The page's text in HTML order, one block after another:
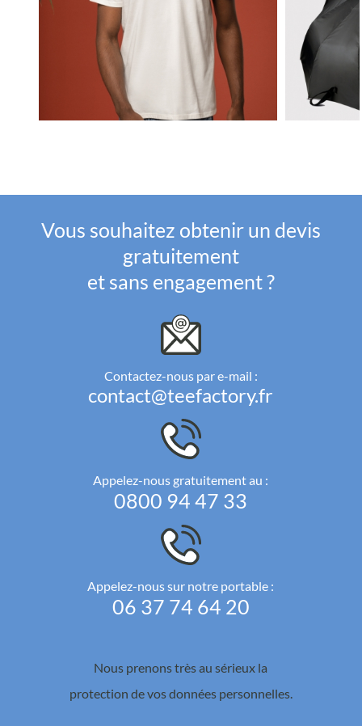
Vous souhaitez obtenir un devis
gratuitement
et sans engagement ?
Contactez-nous par e-mail :
contact@teefactory.fr
Appelez-nous gratuitement au :
0800 94 47 33
Appelez-nous sur notre portable :
06 37 74 64 20
Nous prenons très au sérieux la
protection de vos données personnelles.